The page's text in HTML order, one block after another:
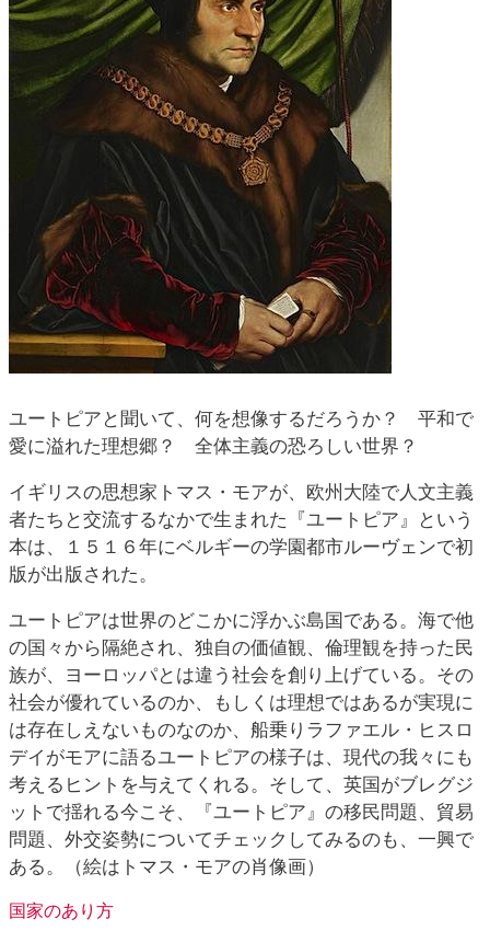
ユートピアと聞いて、何を想像するだろうか？ 平和で
愛に溢れた理想郷？ 全体主義の恐ろしい世界？
イギリスの思想家トマス・モアが、欧州大陸で人文主義
者たちと交流するなかで生まれた『ユートピア』という
本は、１５１６年にベルギーの学園都市ルーヴェンで初
版が出版された。
ユートピアは世界のどこかに浮かぶ島国である。海で他
の国々から隔絶され、独自の価値観、倫理観を持った民
族が、ヨーロッパとは違う社会を創り上げている。その
社会が優れているのか、もしくは理想ではあるが実現に
は存在しえないものなのか、船乗りラファエル・ヒスロ
デイがモアに語るユートピアの様子は、現代の我々にも
考えるヒントを与えてくれる。そして、英国がブレグジ
ットで揺れる今こそ、『ユートピア』の移民問題、貿易
問題、外交姿勢についてチェックしてみるのも、一興で
ある。（絵はトマス・モアの肖像画）
国家のあり方